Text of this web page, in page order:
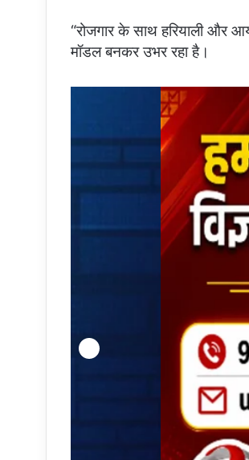
“रोजगार के साथ हरियाली और
मॉडल बनकर उभर रहा है।